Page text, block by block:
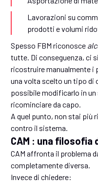
Lavorazioni su
prodotti e volumi
Spesso FBM riconosce
tutte. Di conseguenza, ci
ricostruire manualmente i
una volta scelto un tipo di
possibile modificarlo in
ricominciare da capo.
A quel punto, non stai più
contro il sistema.
CAM : una filosofia
CAM affronta il problema
completamente diversa.
Invece di chiedere: